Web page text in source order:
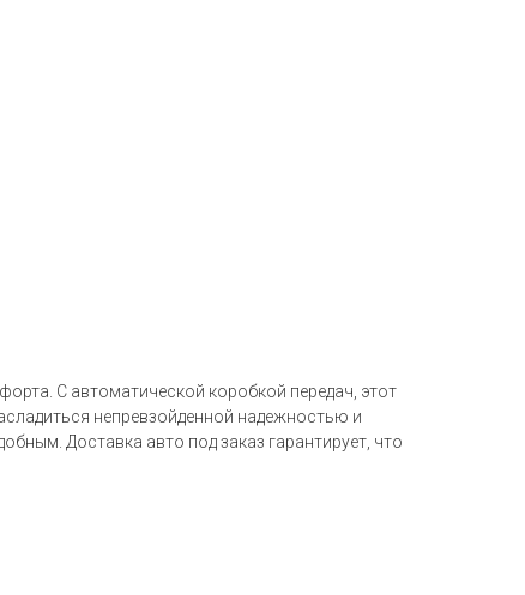
С автоматической коробкой передач, этот
непревзойденной надежностью и
Доставка авто под заказ гарантирует, что